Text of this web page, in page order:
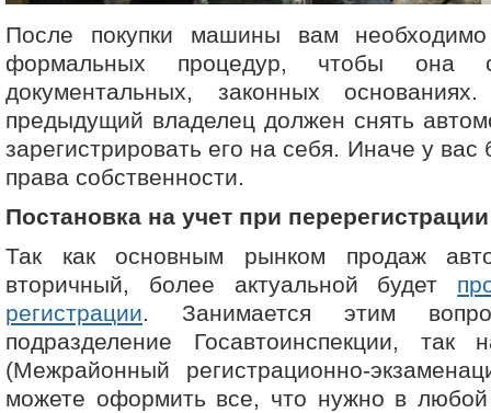
После покупки машины вам необходимо
формальных процедур, чтобы она
документальных, законных
предыдущий владелец должен снять
зарегистрировать его на себя. Иначе у вас
права собственности.
Постановка на учет при перерегистрации
Так как основным рынком продаж
вторичный, более актуальной будет
регистрации. Занимается этим
подразделение Госавтоинспекции,
(Межрайонный регистрационно-
можете оформить все, что нужно в любой